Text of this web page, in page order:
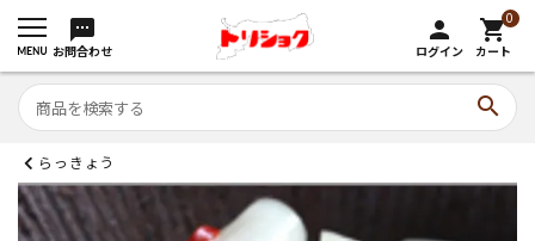
sms
お問合わせ
person
ログイン
0
shopping_cart
カート
search
らっきょう